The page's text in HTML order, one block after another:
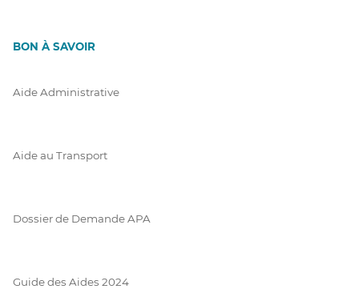
BON À SAVOIR
Aide Administrative
Aide au Transport
Dossier de Demande APA
Guide des Aides 2024